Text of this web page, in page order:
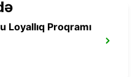
Loyallıq Proqramı